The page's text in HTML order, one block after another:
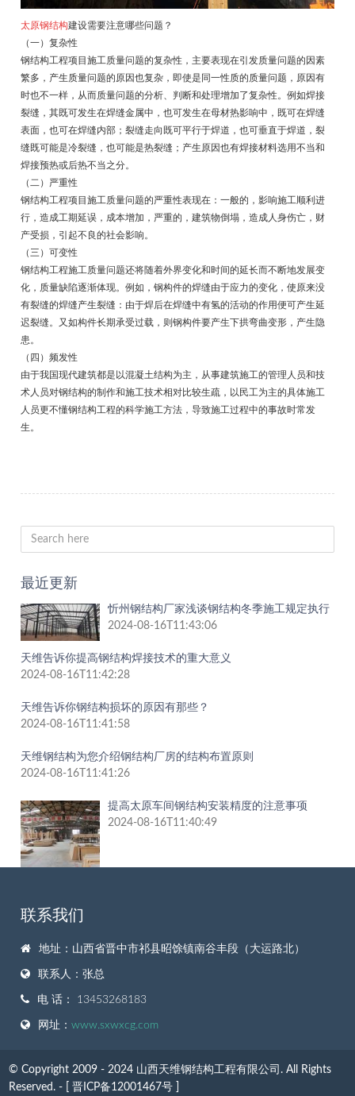
太原钢结构建设需要注意哪些问题？
（一）复杂性
钢结构工程项目施工质量问题的复杂性，主要表现在引发质量问题的因素
繁多，产生质量问题的原因也复杂，即使是同一性质的质量问题，原因有
时也不一样，从而质量问题的分析、判断和处理增加了复杂性。例如焊接
裂缝，其既可发生在焊缝金属中，也可发生在母材热影响中，既可在焊缝
表面，也可在焊缝内部；裂缝走向既可平行于焊道，也可垂直于焊道，裂
缝既可能是冷裂缝，也可能是热裂缝；产生原因也有焊接材料选用不当和
焊接预热或后热不当之分。
（二）严重性
钢结构工程项目施工质量问题的严重性表现在：一般的，影响施工顺利进
行，造成工期延误，成本增加，严重的，建筑物倒塌，造成人身伤亡，财
产受损，引起不良的社会影响。
（三）可变性
钢结构工程施工质量问题还将随着外界变化和时间的延长而不断地发展变
化，质量缺陷逐渐体现。例如，钢构件的焊缝由于应力的变化，使原来没
有裂缝的焊缝产生裂缝：由于焊后在焊缝中有氢的活动的作用便可产生延
迟裂缝。又如构件长期承受过载，则钢构件要产生下拱弯曲变形，产生隐
患。
（四）频发性
由于我国现代建筑都是以混凝土结构为主，从事建筑施工的管理人员和技
术人员对钢结构的制作和施工技术相对比较生疏，以民工为主的具体施工
人员更不懂钢结构工程的科学施工方法，导致施工过程中的事故时常发
生。
最近更新
忻州钢结构厂家浅谈钢结构冬季施工规定执行
2024-08-16T11:43:06
天维告诉你提高钢结构焊接技术的重大意义
2024-08-16T11:42:28
天维告诉你钢结构损坏的原因有那些？
2024-08-16T11:41:58
天维钢结构为您介绍钢结构厂房的结构布置原则
2024-08-16T11:41:26
提高太原车间钢结构安装精度的注意事项
2024-08-16T11:40:49
联系我们
地址：山西省晋中市祁县昭馀镇南谷丰段（大运路北）
联系人：张总
电 话： 13453268183
网址：www.sxwxcg.com
© Copyright 2009 - 2024 山西天维钢结构工程有限公司. All Rights
Reserved. - [晋ICP备12001467号 ]